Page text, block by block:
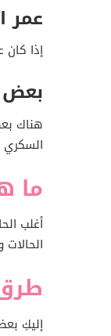
عمر
إذا كان عمر الأم 40 أو أكثر
بعض
هناك
السكري
ما
أغلب
إليكِ